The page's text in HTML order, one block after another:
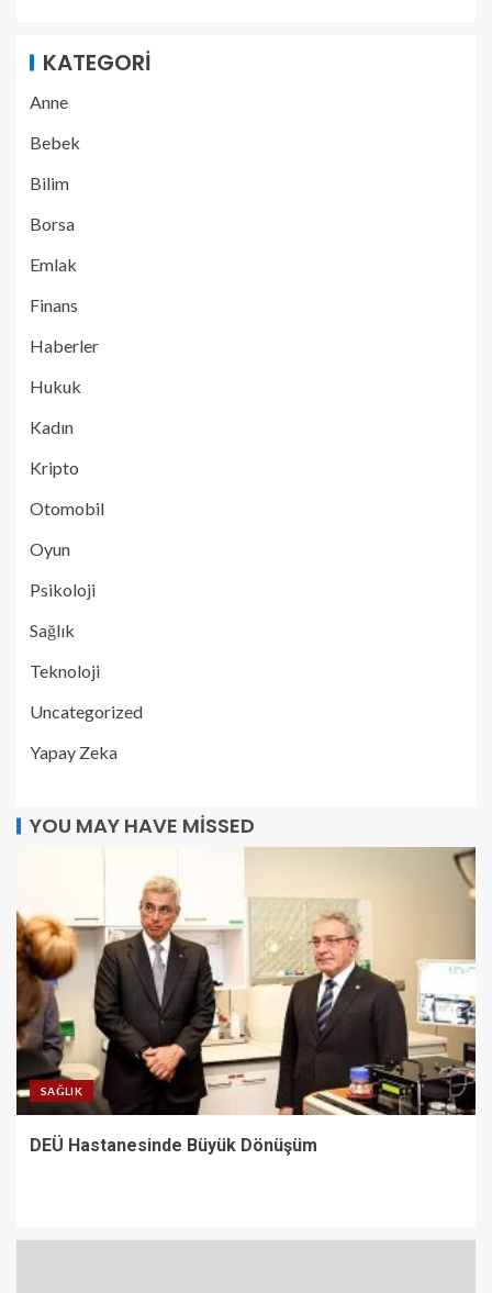
KATEGORI
Anne
Bebek
Bilim
Borsa
Emlak
Finans
Haberler
Hukuk
Kadın
Kripto
Otomobil
Oyun
Psikoloji
Sağlık
Teknoloji
Uncategorized
Yapay Zeka
YOU MAY HAVE MISSED
SAĞLIK
DEÜ Hastanesinde Büyük Dönüşüm